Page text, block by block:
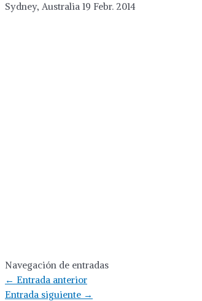
Sydney, Australia 19 Febr. 2014
Navegación de entradas
← Entrada anterior
Entrada siguiente →